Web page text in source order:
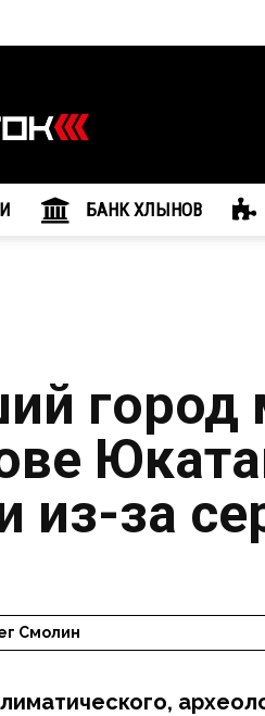
БАНК ХЛЫНОВ
город
из-за
Смолин